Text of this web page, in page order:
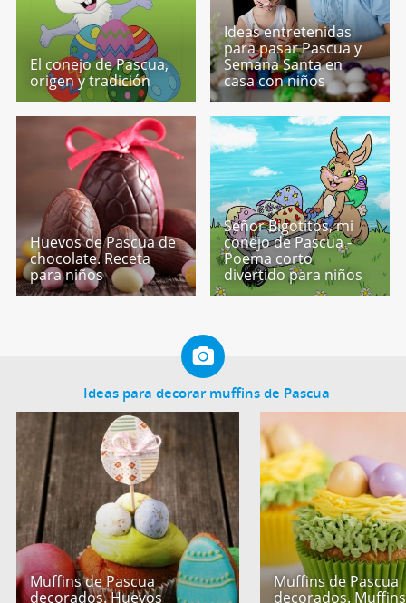
El conejo de Pascua,
origen y tradición
Ideas entretenidas
para pasar Pascua y
Semana Santa en
casa con niños
Huevos de Pascua de
chocolate. Receta
para niños
Señor Bigotitos, mi
conejo de Pascua -
Poema corto
divertido para niños
Ideas para decorar muffins de Pascua
Muffins de Pascua
decorados. Huevos
Muffins de Pascua
decorados.